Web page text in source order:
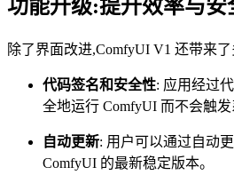
功能升级:提升效率与安
除了界面改进,ComfyUI V1 还带来
代码签名和安全性: 应用经过
全地运行 ComfyUI 而不会触发
自动更新: 用户可以通过自动
ComfyUI 的最新稳定版本。